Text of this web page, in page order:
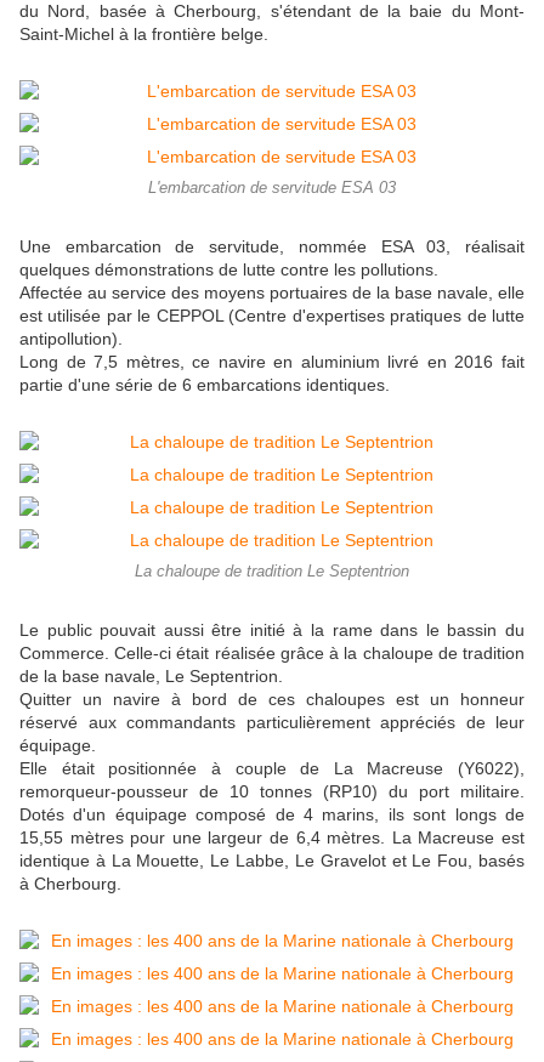
du Nord, basée à Cherbourg, s'étendant de la baie du Mont-
Saint-Michel à la frontière belge.
L'embarcation de servitude ESA 03
Une embarcation de servitude, nommée ESA 03, réalisait
quelques démonstrations de lutte contre les pollutions.
Affectée au service des moyens portuaires de la base navale, elle
est utilisée par le CEPPOL (Centre d'expertises pratiques de lutte
antipollution).
Long de 7,5 mètres, ce navire en aluminium livré en 2016 fait
partie d'une série de 6 embarcations identiques.
La chaloupe de tradition Le Septentrion
Le public pouvait aussi être initié à la rame dans le bassin du
Commerce. Celle-ci était réalisée grâce à la chaloupe de tradition
de la base navale, Le Septentrion.
Quitter un navire à bord de ces chaloupes est un honneur
réservé aux commandants particulièrement appréciés de leur
équipage.
Elle était positionnée à couple de La Macreuse (Y6022),
remorqueur-pousseur de 10 tonnes (RP10) du port militaire.
Dotés d'un équipage composé de 4 marins, ils sont longs de
15,55 mètres pour une largeur de 6,4 mètres. La Macreuse est
identique à La Mouette, Le Labbe, Le Gravelot et Le Fou, basés
à Cherbourg.